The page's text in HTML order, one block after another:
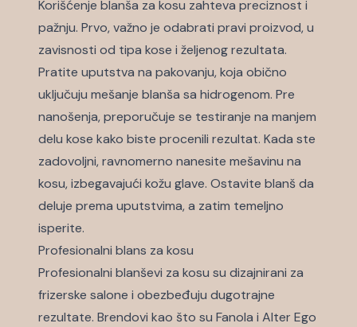
Korišćenje blanša za kosu zahteva preciznost i
pažnju. Prvo, važno je odabrati pravi proizvod, u
zavisnosti od tipa kose i željenog rezultata.
Pratite uputstva na pakovanju, koja obično
uključuju mešanje blanša sa hidrogenom. Pre
nanošenja, preporučuje se testiranje na manjem
delu kose kako biste procenili rezultat. Kada ste
zadovoljni, ravnomerno nanesite mešavinu na
kosu, izbegavajući kožu glave. Ostavite blanš da
deluje prema uputstvima, a zatim temeljno
isperite.
Profesionalni blans za kosu
Profesionalni blanševi za kosu su dizajnirani za
frizerske salone i obezbeđuju dugotrajne
rezultate. Brendovi kao što su Fanola i Alter Ego